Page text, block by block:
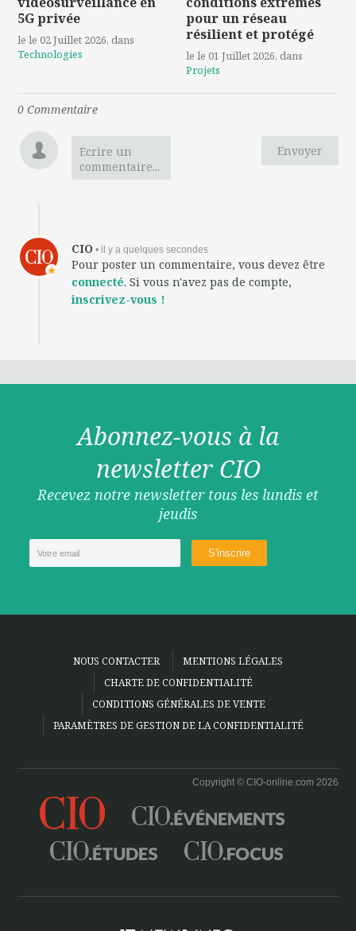
5G privée
le le 02 Juillet 2026, dans
Technologies
pour un réseau
résilient et protégé
le le 01 Juillet 2026, dans
Projets
0 Commentaire
Envoyer
Ecrire un
commentaire...
CIO • il y a quelques secondes
Pour poster un commentaire, vous devez être
connecté. Si vous n'avez pas de compte,
inscrivez-vous !
Abonnez-vous à la
newsletter CIO
Recevez notre newsletter tous les lundis et
jeudis
NOUS CONTACTER
MENTIONS LÉGALES
CHARTE DE CONFIDENTIALITÉ
CONDITIONS GÉNÉRALES DE VENTE
PARAMÈTRES DE GESTION DE LA CONFIDENTIALITÉ
Copyright © CIO-online.com 2026